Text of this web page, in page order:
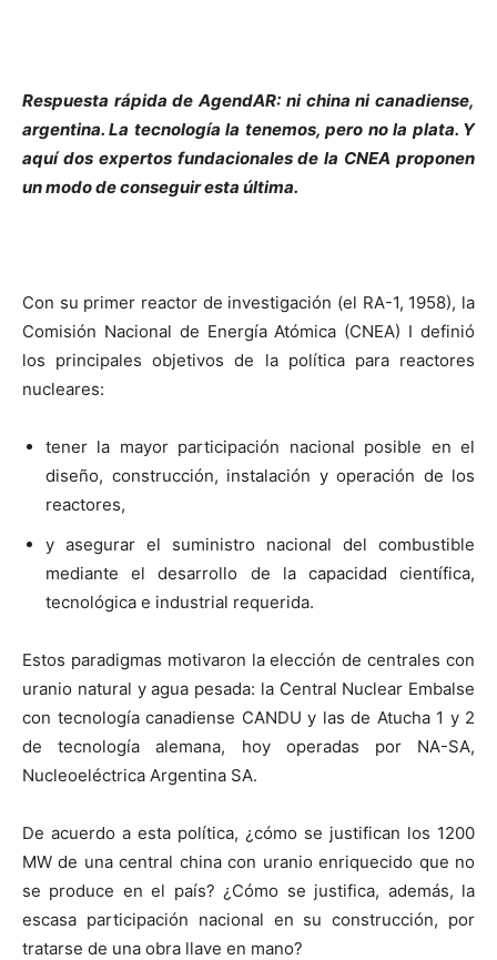
Respuesta rápida de AgendAR: ni china ni canadiense,
argentina. La tecnología la tenemos, pero no la plata. Y
aquí dos expertos fundacionales de la CNEA proponen
un modo de conseguir esta última.
Con su primer reactor de investigación (el RA-1, 1958), la
Comisión Nacional de Energía Atómica (CNEA) I definió
los principales objetivos de la política para reactores
nucleares:
tener la mayor participación nacional posible en el
diseño, construcción, instalación y operación de los
reactores,
y asegurar el suministro nacional del combustible
mediante el desarrollo de la capacidad científica,
tecnológica e industrial requerida.
Estos paradigmas motivaron la elección de centrales con
uranio natural y agua pesada: la Central Nuclear Embalse
con tecnología canadiense CANDU y las de Atucha 1 y 2
de tecnología alemana, hoy operadas por NA-SA,
Nucleoeléctrica Argentina SA.
De acuerdo a esta política, ¿cómo se justifican los 1200
MW de una central chinacon uranio enriquecido que no
se produce en el país? ¿Cómo se justifica, además, la
escasa participación nacional en su construcción, por
tratarse de una obra llave en mano?